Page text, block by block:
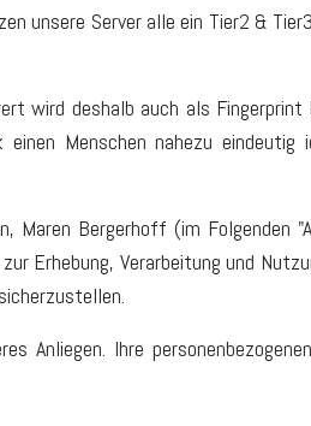
unsere Server alle ein Tier2 &
wird deshalb auch als Fingerprint
Menschen nahezu
Maren Bergerhoff (im Folgenden
Erhebung, Verarbeitung und
Anliegen. Ihre